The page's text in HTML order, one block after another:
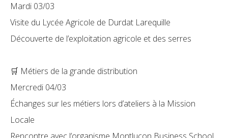
Mardi 03/03
Visite du Lycée Agricole de Durdat Larequille
Découverte de l’exploitation agricole et des serres
🛒 Métiers de la grande distribution
Mercredi 04/03
Échanges sur les métiers lors d’ateliers à la Mission
Locale